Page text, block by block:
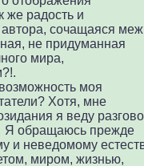
же радость и
автора, сочащаяся меж
не придуманная
мира,
моя
Хотя, мне
я веду
Я обращаюсь прежде
и неведомому
миром, жизнью,